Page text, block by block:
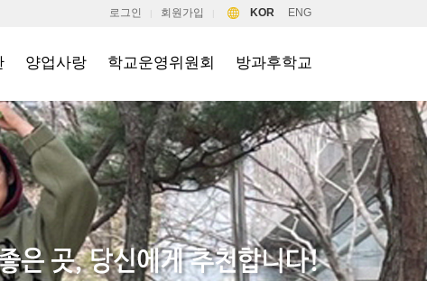
로그인 회원가입 KOR ENG
양업사랑 학교운영위원회 방과후학교